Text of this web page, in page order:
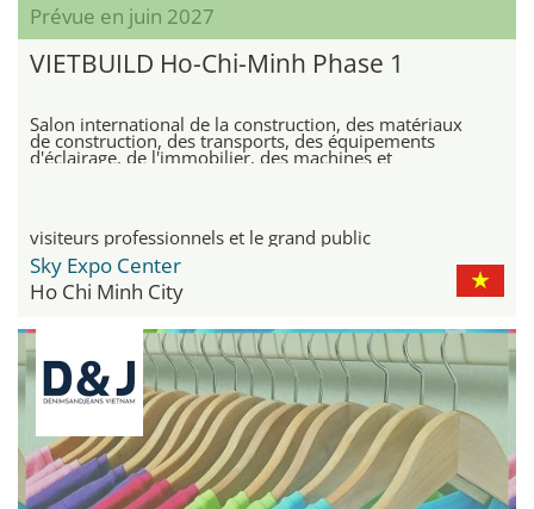
Prévue en juin 2027
VIETBUILD Ho-Chi-Minh Phase 1
Salon international de la construction, des matériaux
de construction, des transports, des équipements
d'éclairage, de l'immobilier, des machines et
visiteurs professionnels et le grand public
Sky Expo Center
Ho Chi Minh City